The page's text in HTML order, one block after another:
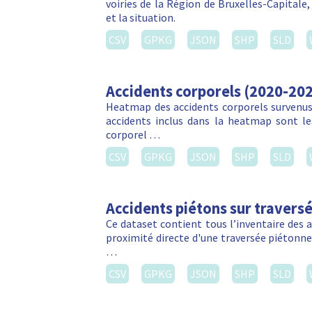
voiries de la Région de Bruxelles-
et la situation.
CSV
GPKG JSON SHP SLD
Accidents corporels (2020-
Heatmap des accidents corporels
accidents inclus dans la heatmap sont
corporel …
CSV
GPKG JSON SHP SLD
Accidents piétons sur
Ce dataset contient tous l’inventaire des
proximité directe d'une traversée
…
CSV
GPKG JSON SHP SLD